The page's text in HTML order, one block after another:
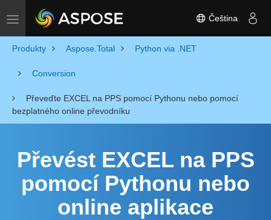
Toggle navigation Čeština
Produkty Aspose.Total Python via .NET
Conversion
Převeďte EXCEL na PPS pomocí Pythonu nebo pomocí
bezplatného online převodníku
Převést EXCEL na PPS
pomocí Pythonu nebo
online aplikace